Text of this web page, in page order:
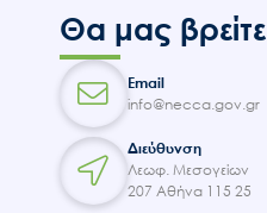
Θα μας βρείτε
Email
info@necca.gov.gr
Διεύθυνση
Λεωφ. Μεσογείων
207 Αθήνα 115 25